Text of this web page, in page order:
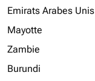
Emirats Arabes Unis
Mayotte
Zambie
Burundi